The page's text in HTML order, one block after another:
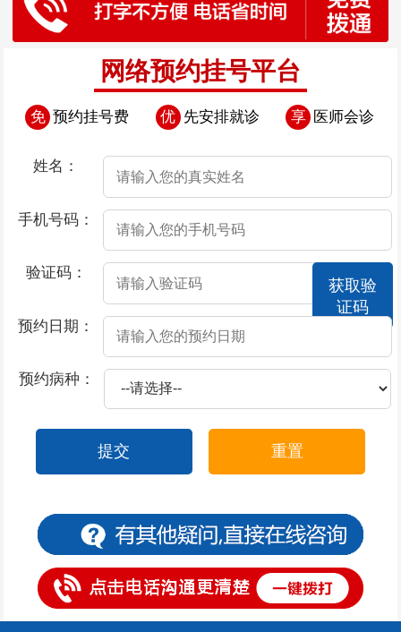
导致早泄发生的原因是什么 2026-07-24
导致男性患上早泄的原因都是些什么
导致早泄发生的因素存在哪些
导致男性患上早泄的原因有哪些 2026-07-24
尿道口边上有小肉粒是怎么回事 2026-07-23
尿道口瘙痒起红点
尿道口瘙痒尿道口肉芽
男人预防阳痿要怎么做呢 2026-07-18
2026-07-18
男性出现了阳痿疾病该怎么办 2026-07-18
男性不能晨勃是不是阳痿 2026-07-18
男人惹上阳痿必知的饮食宜忌 2026-07-18
尿道口早晨流脓
尿道口上面有几个水泡 2026-07-14
包皮过长、包茎有什么区别 2026-07-13
包皮过长导致早泄 2026-07-13
包皮过长的诱发因素是什么 2026-07-13
网络预约挂号平台
免 预约挂号费 优 先安排就诊 享 医师会诊
姓名：
手机号码：
验证码：
获取验
证码
预约日期：
预约病种：
提交 重置